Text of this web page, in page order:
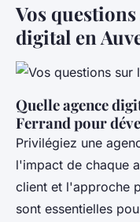
Vos
digital en
Quelle agence
Ferrand pour
Privilégiez une
l'impact de chaque
client et l'approche
sont essentielles